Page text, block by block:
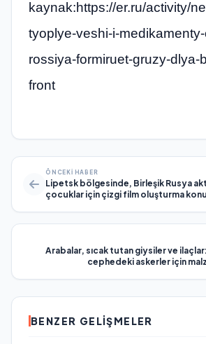
kaynak:https://er.ru/activity/
tyoplye-veshi-i-
rossiya-formiruet-gruzy-dlya-
front
ÖNCEKI HABER
Lipetsk bölgesinde, Birleşik Rusya
çocuklar için çizgi film oluşturma
Arabalar, sıcak tutan giysiler ve
cephedeki askerler için
BENZER GELIŞMELER